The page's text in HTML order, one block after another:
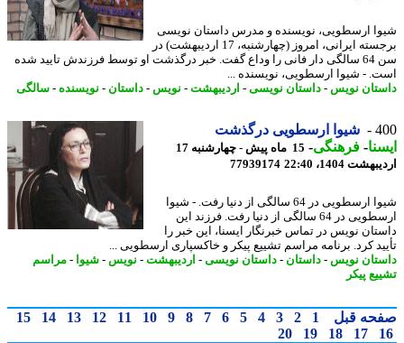
ارسطویی، نویسنده و مدرس داستان نویسی
برجسته ایرانی، امروز (چهارشنبه، 17 اردیبهشت) در
سن 64 سالگی دار فانی را وداع گفت. خبر درگذشت او توسط فرزندش تایید شده
- شیوا ارسطویی، نویسنده ...
نویس-داستان نویسی-اردیبهشت-نویس-داستان-نویسنده-سالگی
شیوا ارسطویی درگذشت
-فرهنگی-
15 ماه پیش - چهارشنبه 17
1404، 22:40
77939174
شیوا ارسطویی در 64 سالگی از دنیا رفت. - شیوا
ارسطویی در 64 سالگی از دنیا رفت. فرزند این
نویس در تماس خبرنگار ایسنا، این خبر را
کرد. برنامه مراسم تشییع پیکر و خاکسپاری ارسطویی ...
نویس-داستان-داستان نویسی-اردیبهشت-نویس-شیوا-مراسم
پیکر
قبل 1
2
3
4
5
6
7
8
9
10
11
12
13
14
15
17
18
19
20